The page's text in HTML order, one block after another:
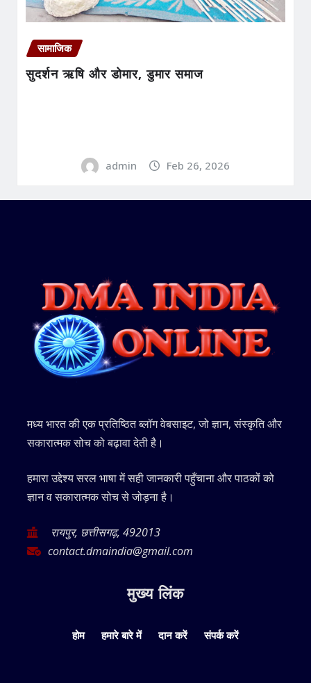
सामाजिक
सुदर्शन ऋषि और डोमार, डुमार समाज
admin Feb 26, 2026
मध्य भारत की एक प्रतिष्ठित ब्लॉग वेबसाइट, जो ज्ञान, संस्कृति और
सकारात्मक सोच को बढ़ावा देती है।
हमारा उद्देश्य सरल भाषा में सही जानकारी पहुँचाना और पाठकों को
ज्ञान व सकारात्मक सोच से जोड़ना है।
रायपुर, छत्तीसगढ़, 492013
contact.dmaindia@gmail.com
मुख्य लिंक
होम हमारे बारे में दान करें संपर्क करें